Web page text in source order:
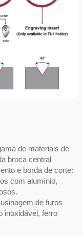
de materiais de
broca central
e borda de corte:
com alumínio,
de furos
inoxidável, ferro